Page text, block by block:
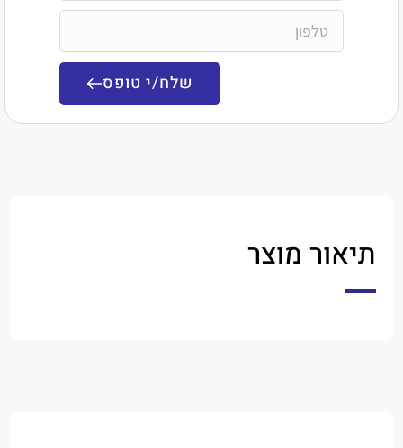
שלח/י טופס
מוצר